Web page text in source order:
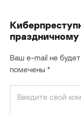
праздничному
Ваш e-mail не будет
помечены *